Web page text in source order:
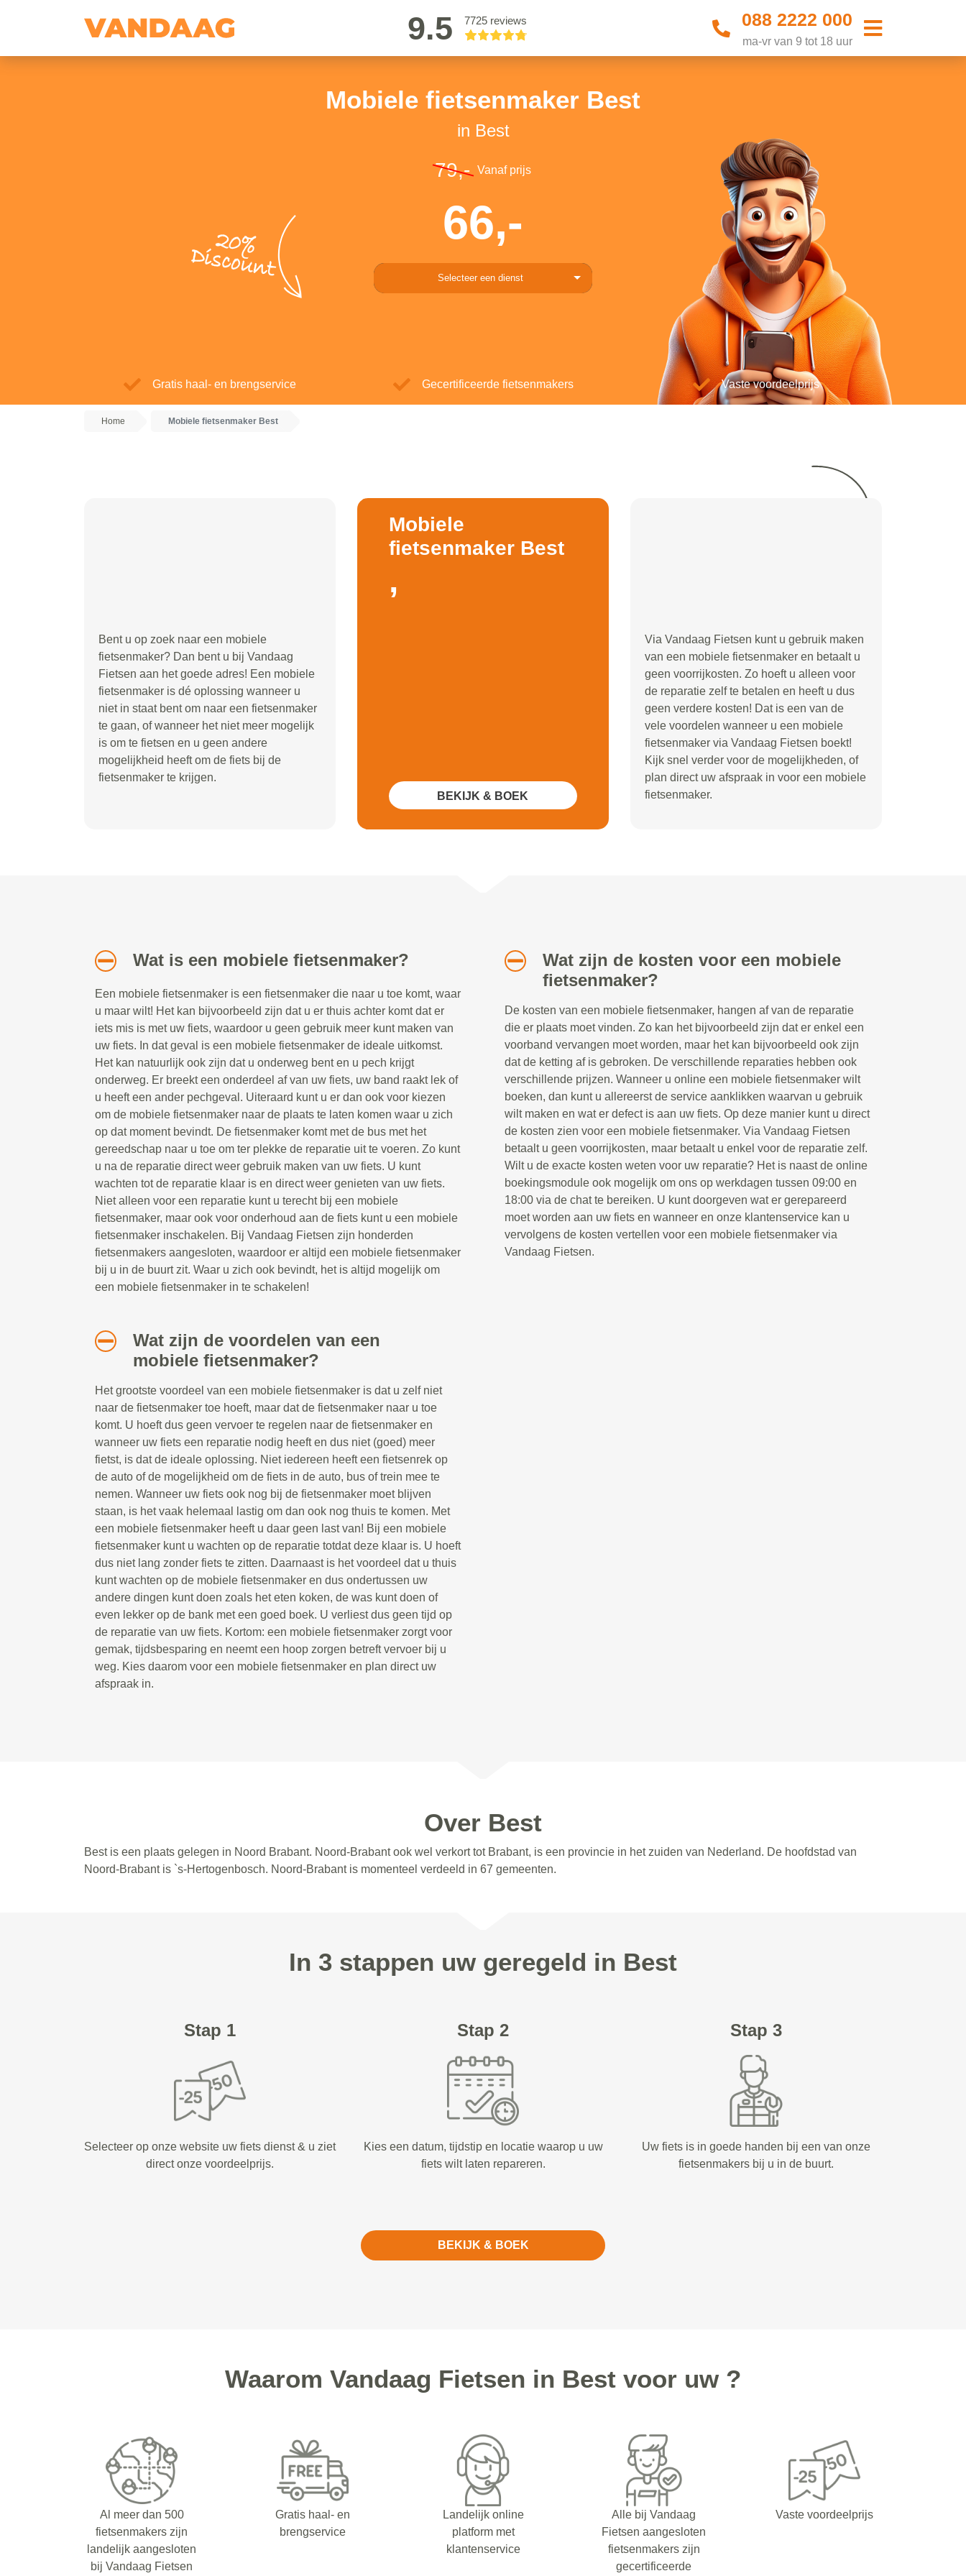
9.5 7725 reviews 088 2222 000
ma-vr van 9 tot 18 uur
Mobiele fietsenmaker Best
in Best
20%
Discount
79,- Vanaf prijs
66,-
Selecteer een dienst
Gratis haal- en brengservice Gecertificeerde fietsenmakers Vaste voordeelprijs
Home Mobiele fietsenmaker Best
Bent u op zoek naar een mobiele
fietsenmaker? Dan bent u bij Vandaag
Fietsen aan het goede adres! Een mobiele
fietsenmaker is dé oplossing wanneer u
niet in staat bent om naar een fietsenmaker
te gaan, of wanneer het niet meer mogelijk
is om te fietsen en u geen andere
mogelijkheid heeft om de fiets bij de
fietsenmaker te krijgen.
Mobiele
fietsenmaker Best
,
BEKIJK & BOEK
Via Vandaag Fietsen kunt u gebruik maken
van een mobiele fietsenmaker en betaalt u
geen voorrijkosten. Zo hoeft u alleen voor
de reparatie zelf te betalen en heeft u dus
geen verdere kosten! Dat is een van de
vele voordelen wanneer u een mobiele
fietsenmaker via Vandaag Fietsen boekt!
Kijk snel verder voor de mogelijkheden, of
plan direct uw afspraak in voor een mobiele
fietsenmaker.
Wat is een mobiele fietsenmaker?
Een mobiele fietsenmaker is een fietsenmaker die naar u toe komt, waar
u maar wilt! Het kan bijvoorbeeld zijn dat u er thuis achter komt dat er
iets mis is met uw fiets, waardoor u geen gebruik meer kunt maken van
uw fiets. In dat geval is een mobiele fietsenmaker de ideale uitkomst.
Het kan natuurlijk ook zijn dat u onderweg bent en u pech krijgt
onderweg. Er breekt een onderdeel af van uw fiets, uw band raakt lek of
u heeft een ander pechgeval. Uiteraard kunt u er dan ook voor kiezen
om de mobiele fietsenmaker naar de plaats te laten komen waar u zich
op dat moment bevindt. De fietsenmaker komt met de bus met het
gereedschap naar u toe om ter plekke de reparatie uit te voeren. Zo kunt
u na de reparatie direct weer gebruik maken van uw fiets. U kunt
wachten tot de reparatie klaar is en direct weer genieten van uw fiets.
Niet alleen voor een reparatie kunt u terecht bij een mobiele
fietsenmaker, maar ook voor onderhoud aan de fiets kunt u een mobiele
fietsenmaker inschakelen. Bij Vandaag Fietsen zijn honderden
fietsenmakers aangesloten, waardoor er altijd een mobiele fietsenmaker
bij u in de buurt zit. Waar u zich ook bevindt, het is altijd mogelijk om
een mobiele fietsenmaker in te schakelen!
Wat zijn de voordelen van een
mobiele fietsenmaker?
Het grootste voordeel van een mobiele fietsenmaker is dat u zelf niet
naar de fietsenmaker toe hoeft, maar dat de fietsenmaker naar u toe
komt. U hoeft dus geen vervoer te regelen naar de fietsenmaker en
wanneer uw fiets een reparatie nodig heeft en dus niet (goed) meer
fietst, is dat de ideale oplossing. Niet iedereen heeft een fietsenrek op
de auto of de mogelijkheid om de fiets in de auto, bus of trein mee te
nemen. Wanneer uw fiets ook nog bij de fietsenmaker moet blijven
staan, is het vaak helemaal lastig om dan ook nog thuis te komen. Met
een mobiele fietsenmaker heeft u daar geen last van! Bij een mobiele
fietsenmaker kunt u wachten op de reparatie totdat deze klaar is. U hoeft
dus niet lang zonder fiets te zitten. Daarnaast is het voordeel dat u thuis
kunt wachten op de mobiele fietsenmaker en dus ondertussen uw
andere dingen kunt doen zoals het eten koken, de was kunt doen of
even lekker op de bank met een goed boek. U verliest dus geen tijd op
de reparatie van uw fiets. Kortom: een mobiele fietsenmaker zorgt voor
gemak, tijdsbesparing en neemt een hoop zorgen betreft vervoer bij u
weg. Kies daarom voor een mobiele fietsenmaker en plan direct uw
afspraak in.
Wat zijn de kosten voor een mobiele
fietsenmaker?
De kosten van een mobiele fietsenmaker, hangen af van de reparatie
die er plaats moet vinden. Zo kan het bijvoorbeeld zijn dat er enkel een
voorband vervangen moet worden, maar het kan bijvoorbeeld ook zijn
dat de ketting af is gebroken. De verschillende reparaties hebben ook
verschillende prijzen. Wanneer u online een mobiele fietsenmaker wilt
boeken, dan kunt u allereerst de service aanklikken waarvan u gebruik
wilt maken en wat er defect is aan uw fiets. Op deze manier kunt u direct
de kosten zien voor een mobiele fietsenmaker. Via Vandaag Fietsen
betaalt u geen voorrijkosten, maar betaalt u enkel voor de reparatie zelf.
Wilt u de exacte kosten weten voor uw reparatie? Het is naast de online
boekingsmodule ook mogelijk om ons op werkdagen tussen 09:00 en
18:00 via de chat te bereiken. U kunt doorgeven wat er gerepareerd
moet worden aan uw fiets en wanneer en onze klantenservice kan u
vervolgens de kosten vertellen voor een mobiele fietsenmaker via
Vandaag Fietsen.
Over Best
Best is een plaats gelegen in Noord Brabant. Noord-Brabant ook wel verkort tot Brabant, is een provincie in het zuiden van Nederland. De hoofdstad van
Noord-Brabant is `s-Hertogenbosch. Noord-Brabant is momenteel verdeeld in 67 gemeenten.
In 3 stappen uw geregeld in Best
Stap 1
Selecteer op onze website uw fiets dienst & u ziet
direct onze voordeelprijs.
Stap 2
Kies een datum, tijdstip en locatie waarop u uw
fiets wilt laten repareren.
Stap 3
Uw fiets is in goede handen bij een van onze
fietsenmakers bij u in de buurt.
BEKIJK & BOEK
Waarom Vandaag Fietsen in Best voor uw ?
Al meer dan 500
fietsenmakers zijn
landelijk aangesloten
bij Vandaag Fietsen
Gratis haal- en
brengservice
Landelijk online
platform met
klantenservice
Alle bij Vandaag
Fietsen aangesloten
fietsenmakers zijn
gecertificeerde
Vaste voordeelprijs